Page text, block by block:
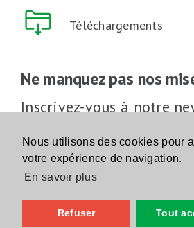
Nous utilisons des cookies pour
votre expérience de navigation.
En savoir plus
Refuser Tout
Téléchargements
Ne manquez pas nos
Inscrivez-vous à notre
Inscrivez-vous
Suivez-nous sur les